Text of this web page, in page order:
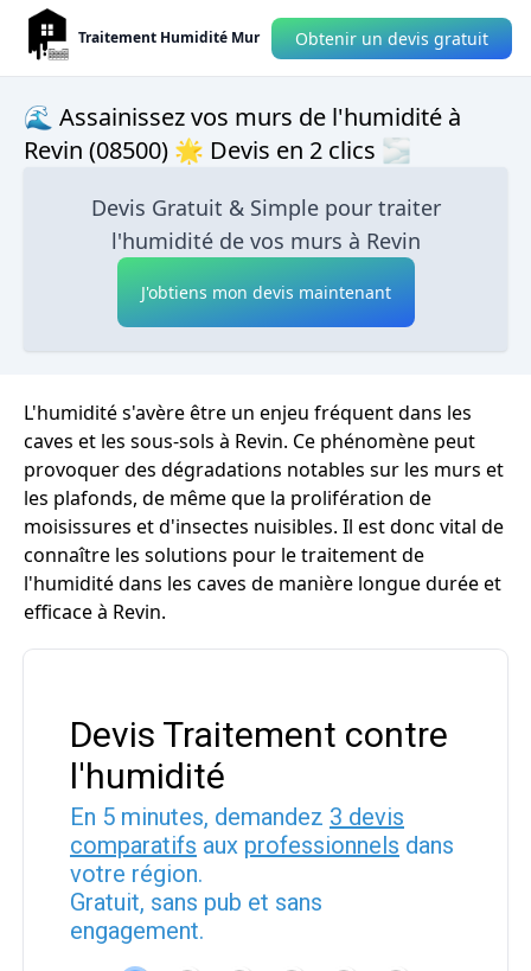
Traitement Humidité Mur Obtenir un devis gratuit
🌊 Assainissez vos murs de l'humidité à
Revin (08500) 🌟 Devis en 2 clics 🌫
Devis Gratuit & Simple pour traiter
l'humidité de vos murs à Revin
J'obtiens mon devis maintenant
L'humidité s'avère être un enjeu fréquent dans les
caves et les sous-sols à Revin. Ce phénomène peut
provoquer des dégradations notables sur les murs et
les plafonds, de même que la prolifération de
moisissures et d'insectes nuisibles. Il est donc vital de
connaître les solutions pour le traitement de
l'humidité dans les caves de manière longue durée et
efficace à Revin.
Devis Traitement contre
l'humidité
En 5 minutes, demandez 3 devis
comparatifs aux professionnels dans
votre région.
Gratuit, sans pub et sans
engagement.